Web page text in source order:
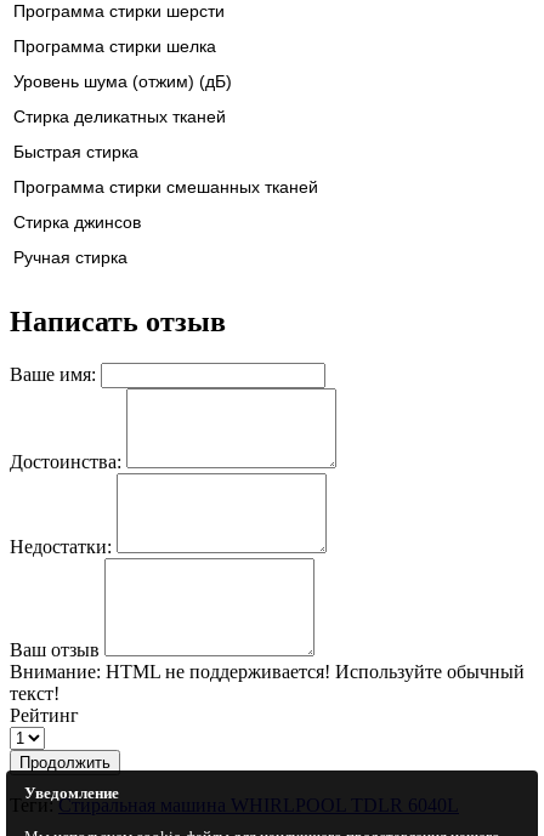
Программа стирки шерсти
Программа стирки шелка
Уровень шума (отжим) (дБ)
Стирка деликатных тканей
Быстрая стирка
Программа стирки смешанных тканей
Стирка джинсов
Ручная стирка
Написать отзыв
Ваше имя:
Достоинства:
Недостатки:
Ваш отзыв
Внимание: HTML не поддерживается! Используйте обычный
текст!
Рейтинг
Продолжить
Теги:Стиральная машина WHIRLPOOL TDLR 6040L
Уведомление